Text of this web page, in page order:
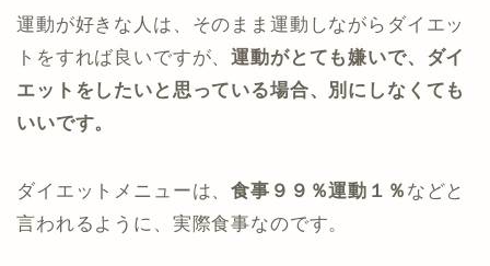
運動が好きな人は、そのまま運動しながらダイエッ
トをすれば良いですが、運動がとても嫌いで、ダイ
エットをしたいと思っている場合、別にしなくても
いいです。
ダイエットメニューは、食事９９％運動１％ などと
言われるように、実際食事なのです。